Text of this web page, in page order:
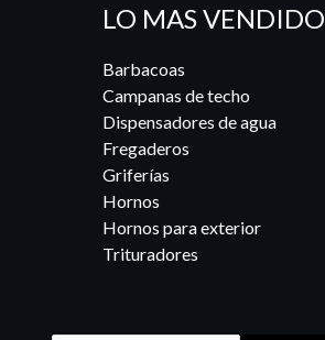
LO MAS VENDIDO
Barbacoas
Campanas de techo
Dispensadores de agua
Fregaderos
Griferías
Hornos
Hornos para exterior
Trituradores